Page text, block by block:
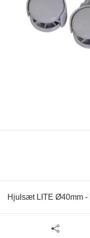
Hjulsæt LITE Ø40mm -
Tilgængelige